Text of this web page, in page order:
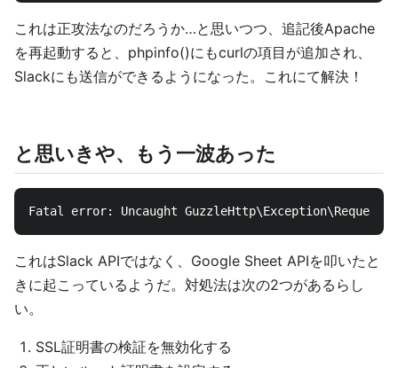
これは正攻法なのだろうか…と思いつつ、追記後Apache
を再起動すると、phpinfo()にもcurlの項目が追加され、
Slackにも送信ができるようになった。これにて解決！
と思いきや、もう一波あった
これはSlack APIではなく、Google Sheet APIを叩いたと
きに起こっているようだ。対処法は次の2つがあるらし
い。
SSL証明書の検証を無効化する